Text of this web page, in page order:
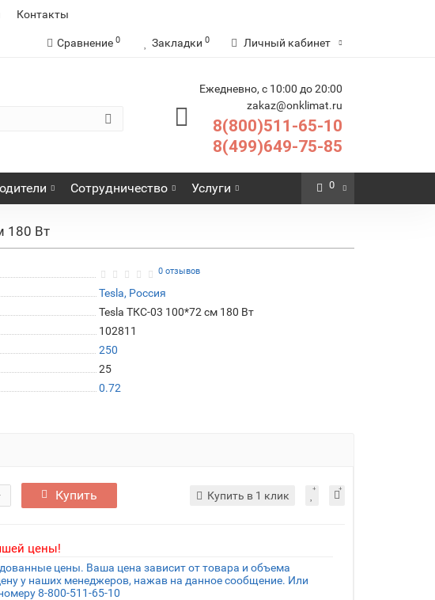
Контакты
Сравнение 0 Закладки 0 Личный кабинет
Ежедневно, с 10:00 до 20:00
zakaz@onklimat.ru
8(800)511-65-10
8(499)649-75-85
Сотрудничество Услуги 0
180 Вт
0 отзывов
Tesla, Россия
Tesla ТКС-03 100*72 см 180 Вт
102811
250
25
0.72
Купить Купить в 1 клик
цены!
цены. Ваша цена зависит от товара и объема
у наших менеджеров, нажав на данное сообщение. Или
8-800-511-65-10